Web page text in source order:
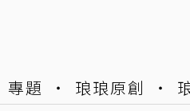
專題 琅琅原創